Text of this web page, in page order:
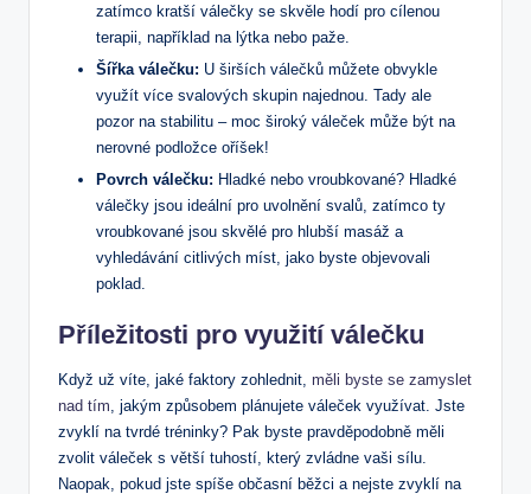
zatímco kratší válečky se skvěle hodí pro cílenou
terapii, například na lýtka nebo paže.
Šířka válečku: U širších válečků můžete obvykle
využít více svalových skupin najednou. Tady ale
pozor na stabilitu – moc široký váleček může být na
nerovné podložce oříšek!
Povrch válečku: Hladké nebo vroubkované? Hladké
válečky jsou ideální pro uvolnění svalů, zatímco ty
vroubkované jsou skvělé pro hlubší masáž a
vyhledávání citlivých míst, jako byste objevovali
poklad.
Příležitosti pro využití válečku
Když už víte, jaké faktory zohlednit, měli byste se zamyslet
nad tím, jakým způsobem plánujete váleček využívat. Jste
zvyklí na tvrdé tréninky? Pak byste pravděpodobně měli
zvolit váleček s větší tuhostí, který zvládne vaši sílu.
Naopak, pokud jste spíše občasní běžci a nejste zvyklí na